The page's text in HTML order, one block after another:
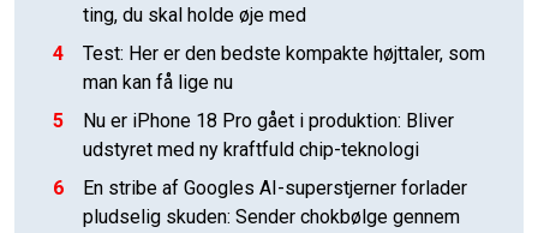
ting, du skal holde øje med
4
Test: Her er den bedste kompakte højttaler, som
man kan få lige nu
5
Nu er iPhone 18 Pro gået i produktion: Bliver
udstyret med ny kraftfuld chip-teknologi
6
En stribe af Googles AI-superstjerner forlader
pludselig skuden: Sender chokbølge gennem